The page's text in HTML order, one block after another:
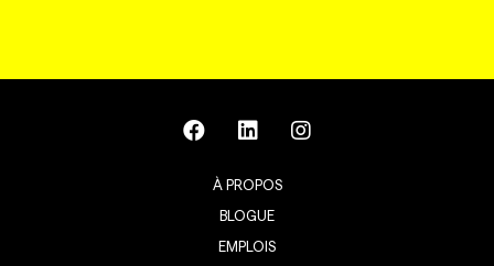
À PROPOS
BLOGUE
EMPLOIS